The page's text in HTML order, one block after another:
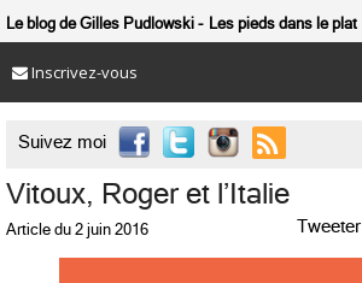
Le blog de Gilles Pudlowski Les pieds dans le plat
Inscrivez-vous
Suivez moi 
Vitoux, Roger et l’Italie
Article du 2 juin 2016 Tweeter